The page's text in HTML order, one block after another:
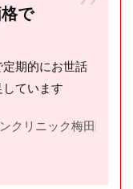
で
期的にお世話
ています
クリニック梅田院(